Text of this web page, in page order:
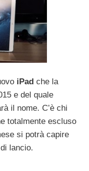
iPad che la
e del quale
il nome. C’è chi
totalmente escluso
si potrà capire
lancio.